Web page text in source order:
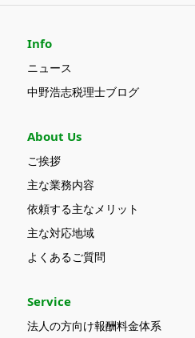
Info
ニュース
中野浩志税理士ブログ
About Us
ご挨拶
主な業務内容
依頼する主なメリット
主な対応地域
よくあるご質問
Service
法人の方向け報酬料金体系